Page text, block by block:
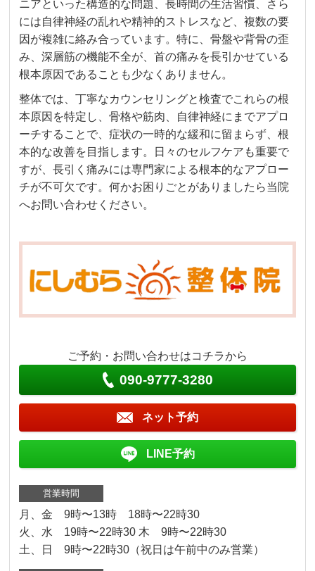
ニアといった構造的な問題、長時間の生活習慣、さら
には自律神経の乱れや精神的ストレスなど、複数の要
因が複雑に絡み合っています。特に、骨盤や背骨の歪
み、深層筋の機能不全が、首の痛みを長引かせている
根本原因であることも少なくありません。
整体では、丁寧なカウンセリングと検査でこれらの根
本原因を特定し、骨格や筋肉、自律神経にまでアプロ
ーチすることで、症状の一時的な緩和に留まらず、根
本的な改善を目指します。日々のセルフケアも重要で
すが、長引く痛みには専門家による根本的なアプロー
チが不可欠です。何かお困りごとがありましたら当院
へお問い合わせください。
ご予約・お問い合わせはコチラから
090-9777-3280
ネット予約
LINE予約
営業時間
月、金 9時〜13時 18時〜22時30
火、水 19時〜22時30 木 9時〜22時30
土、日 9時〜22時30（祝日は午前中のみ営業）